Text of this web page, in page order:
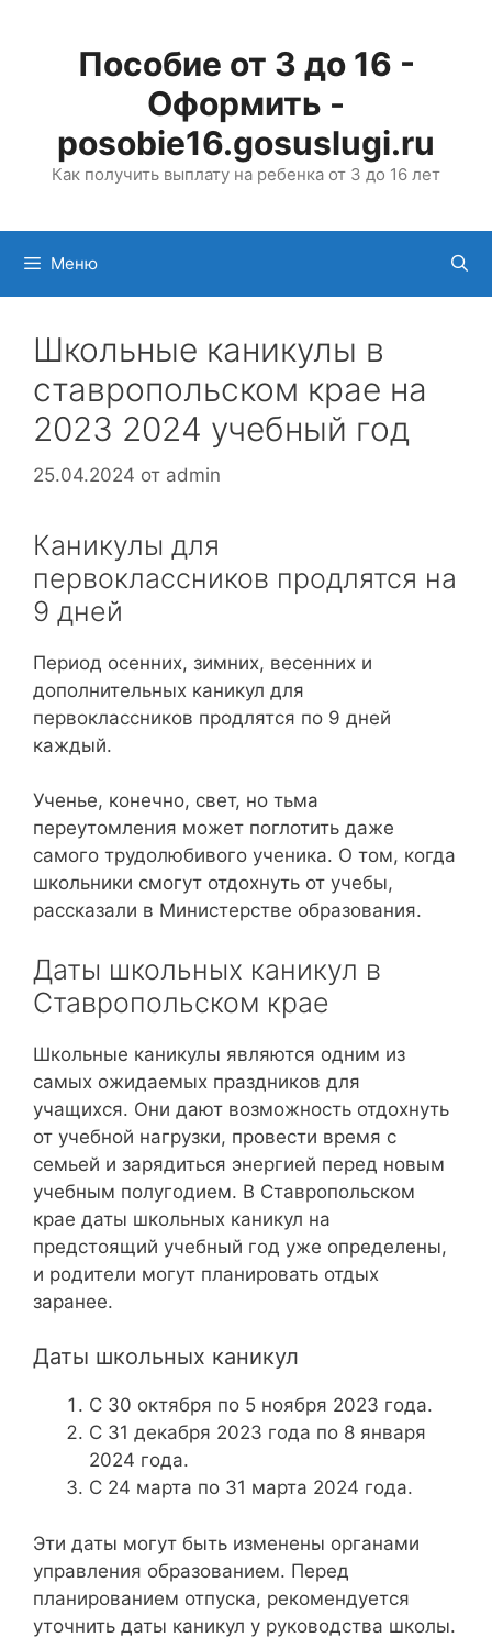
содержимомуПособие от 3 до 16 -
Оформить -
posobie16.gosuslugi.ru
Как получить выплату на ребенка от 3 до 16 лет
Меню
Школьные каникулы в
ставропольском крае на
2023 2024 учебный год
25.04.2024 от admin
Каникулы для
первоклассников продлятся на
9 дней
Период осенних, зимних, весенних и
дополнительных каникул для
первоклассников продлятся по 9 дней
каждый.
Ученье, конечно, свет, но тьма
переутомления может поглотить даже
самого трудолюбивого ученика. О том, когда
школьники смогут отдохнуть от учебы,
рассказали в Министерстве образования.
Даты школьных каникул в
Ставропольском крае
Школьные каникулы являются одним из
самых ожидаемых праздников для
учащихся. Они дают возможность отдохнуть
от учебной нагрузки, провести время с
семьей и зарядиться энергией перед новым
учебным полугодием. В Ставропольском
крае даты школьных каникул на
предстоящий учебный год уже определены,
и родители могут планировать отдых
заранее.
Даты школьных каникул
С 30 октября по 5 ноября 2023 года.
С 31 декабря 2023 года по 8 января
2024 года.
С 24 марта по 31 марта 2024 года.
Эти даты могут быть изменены органами
управления образованием. Перед
планированием отпуска, рекомендуется
уточнить даты каникул у руководства школы.